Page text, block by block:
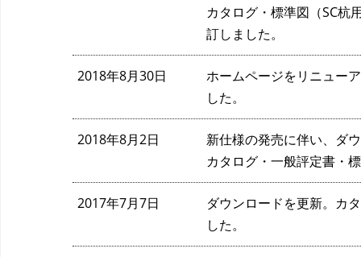
カタログ・標準図（SC杭
訂しました。
2018年8月30日
ホームページをリニュー
した。
2018年8月2日
新仕様の発売に伴い、ダ
カタログ・一般評定書・
2017年7月7日
ダウンロードを更新。カ
した。